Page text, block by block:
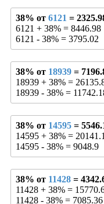
38% от 6121 =
6121 + 38% = 8446.98
6121 - 38% = 3795.02
38% от 18939 =
18939 + 38% =
18939 - 38% =
38% от 14595 =
14595 + 38% = 20141.1
14595 - 38% = 9048.9
38% от 11428 =
11428 + 38% =
11428 - 38% = 7085.36